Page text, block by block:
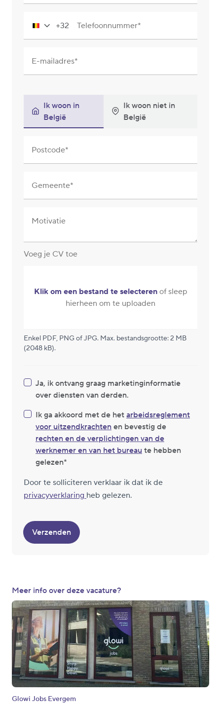
Belgium
+32
+32 Telefoonnummer
E-mailadres
Ik woon in
België
Ik woon niet in
België
Postcode
Gemeente
Motivatie
Voeg je CV toe
Klik om een bestand te selecterenof sleep
hierheen om te uploaden
Enkel PDF, PNG of JPG. Max. bestandsgrootte: 2 MB
(2048 kB).
Ja, ik ontvang graag marketinginformatie
over diensten van derden.
Ik ga akkoord met de het arbeidsreglement
voor uitzendkrachten en bevestig de
rechten en de verplichtingen van de
werknemer en van het bureau te hebben
gelezen
Door te solliciteren verklaar ik dat ik de
privacyverklaring heb gelezen.
Verzenden
Meer info over deze vacature?
Glowi Jobs Evergem